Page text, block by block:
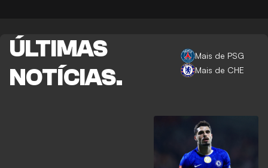
ÚLTIMAS
NOTÍCIAS.
Mais de PSG
Mais de CHE